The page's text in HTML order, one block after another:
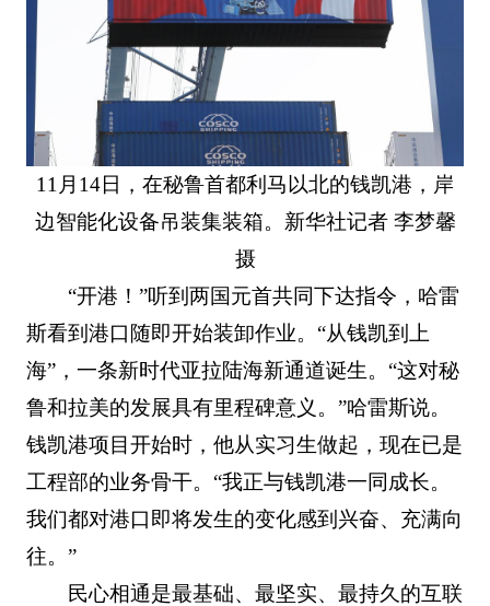
11月14日，在秘鲁首都利马以北的钱凯港，岸
边智能化设备吊装集装箱。新华社记者 李梦馨
摄
“开港！”听到两国元首共同下达指令，哈雷
斯看到港口随即开始装卸作业。“从钱凯到上
海”，一条新时代亚拉陆海新通道诞生。“这对秘
鲁和拉美的发展具有里程碑意义。”哈雷斯说。
钱凯港项目开始时，他从实习生做起，现在已是
工程部的业务骨干。“我正与钱凯港一同成长。
我们都对港口即将发生的变化感到兴奋、充满向
往。”
民心相通是最基础、最坚实、最持久的互联